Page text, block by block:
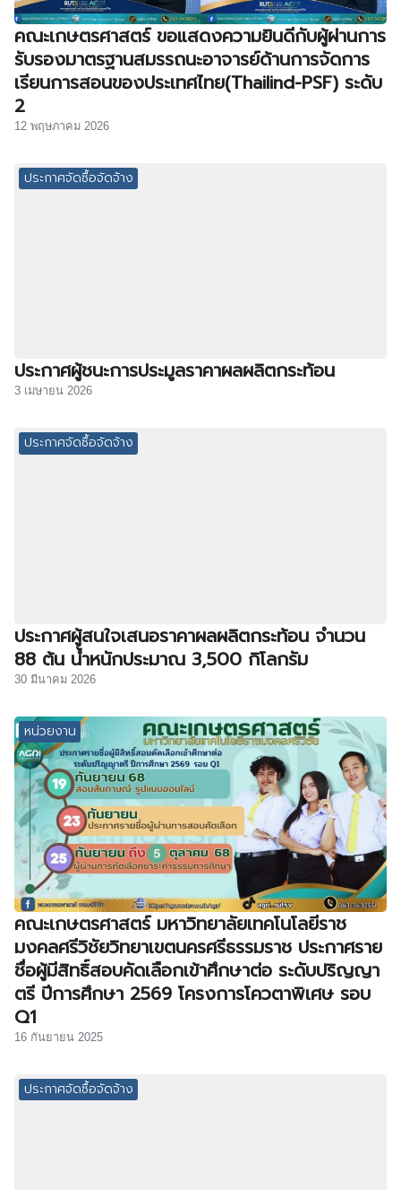
คณะเกษตรศาสตร์ ขอแสดงความยินดีกับผู้ผ่านการ
รับรองมาตรฐานสมรรถนะอาจารย์ด้านการจัดการ
เรียนการสอนของประเทศไทย(Thailind-PSF) ระดับ
2
12 พฤษภาคม 2026
ประกาศจัดซื้อจัดจ้าง
ประกาศผู้ชนะการประมูลราคาผลผลิตกระท้อน
3 เมษายน 2026
ประกาศจัดซื้อจัดจ้าง
ประกาศผู้สนใจเสนอราคาผลผลิตกระท้อน จำนวน
88 ต้น น้ำหนักประมาณ 3,500 กิโลกรัม
30 มีนาคม 2026
หน่วยงาน
คณะเกษตรศาสตร์ มหาวิทยาลัยเทคโนโลยีราช
มงคลศรีวิชัยวิทยาเขตนครศรีธรรมราช ประกาศราย
ชื่อผู้มีสิทธิ์สอบคัดเลือกเข้าศึกษาต่อ ระดับปริญญา
ตรี ปีการศึกษา 2569 โครงการโควตาพิเศษ รอบ
Q1
16 กันยายน 2025
ประกาศจัดซื้อจัดจ้าง